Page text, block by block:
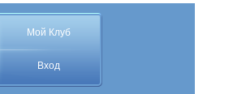
Мой Клуб
Вход